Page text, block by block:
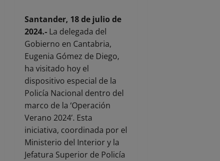
Santander, 18 de julio de
2024.- La delegada del
Gobierno en Cantabria,
Eugenia Gómez de Diego,
ha visitado hoy el
dispositivo especial de la
Policía Nacional dentro del
marco de la ‘Operación
Verano 2024’. Esta
iniciativa, coordinada por el
Ministerio del Interior y la
Jefatura Superior de Policía